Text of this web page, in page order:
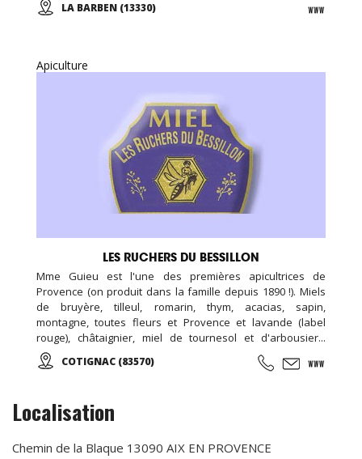
journée ou en soirée, vivez l'aventure au Rocher Mistral !
LA BARBEN (13330)
Apiculture
LES RUCHERS DU BESSILLON
Mme Guieu est l'une des premières apicultrices de
Provence (on produit dans la famille depuis 1890 !). Miels
de bruyère, tilleul, romarin, thym, acacias, sapin,
montagne, toutes fleurs et Provence et lavande (label
rouge), châtaignier, miel de tournesol et d'arbousier...
Gelée royale, essence de lavandin. Délicieux nougat et
pain d'épices, confiture de figues vertes... Ouvert toute
COTIGNAC (83570)
Localisation
Chemin de la Blaque 13090 AIX EN PROVENCE